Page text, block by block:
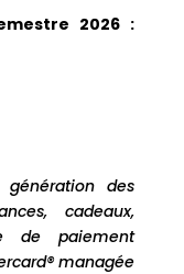
2026 :
génération des
cadeaux,
de paiement
managée